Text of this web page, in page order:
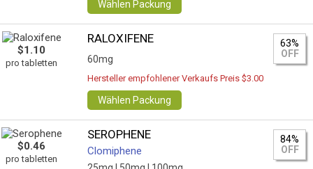
Wählen Packung
$1.10
pro tabletten
RALOXIFENE
60mg
63%
OFF
Hersteller empfohlener Verkaufs Preis $3.00
Wählen Packung
$0.46
pro tabletten
SEROPHENE
Clomiphene
84%
OFF